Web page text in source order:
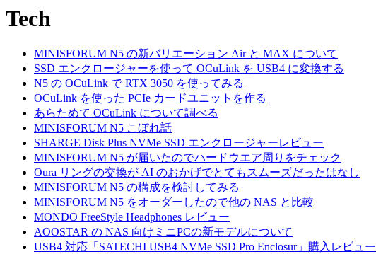
Tech
MINISFORUM N5 の新バリエーション Air と MAX について
SSD エンクロージャーを使って OCuLink を USB4 に変換する
N5 の OCuLink で RTX 3050 を使ってみる
OCuLink を使った PCIe カードユニットを作る
あらためて OCuLink について調べる
MINISFORUM N5 こぼれ話
SHARGE Disk Plus NVMe SSD エンクロージャーレビュー
MINISFORUM N5 が届いたのでハードウエア周りをチェック
Oura リングの交換が AI のおかげでとてもスムーズだったはなし
MINISFORUM N5 の構成を検討してみる
MINISFORUM N5 をオーダーしたので他の NAS と比較
MONDO FreeStyle Headphones レビュー
AOOSTAR の NAS 向けミニPCの新モデルについて
USB4 対応「SATECHI USB4 NVMe SSD Pro Enclosur」購入レビュー